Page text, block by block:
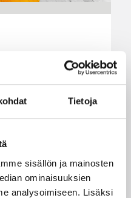
Tietoja
sisällön ja mainosten
ominaisuuksien
analysoimiseen. Lisäksi
jotka
ja oman